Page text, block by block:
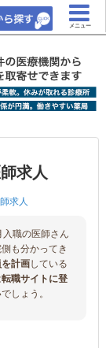
メニュー
求人
求人
職の医師さん
も分かってき
計画している
転職サイトに登
しょう。